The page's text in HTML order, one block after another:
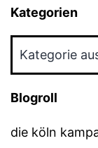
Kategorien
Blogroll
die köln